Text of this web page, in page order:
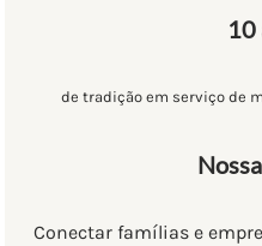
10
de tradição em serviço de
Conectar famílias e